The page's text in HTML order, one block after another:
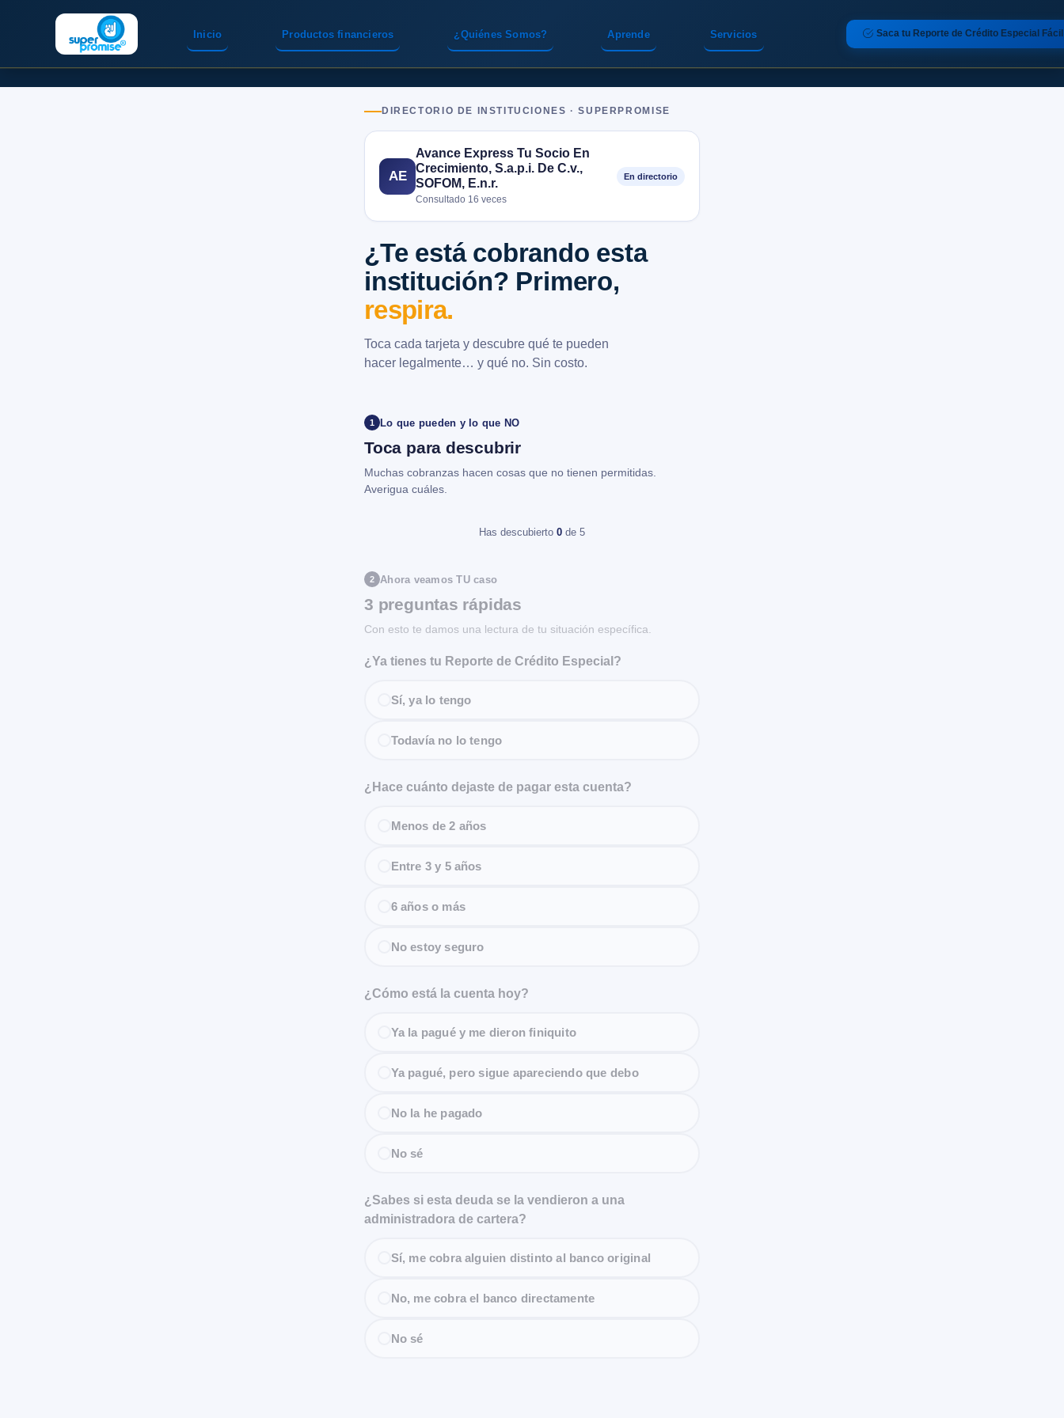
Inicio Servicios
Productos financieros ¿Quiénes Somos? Aprende Saca tu Reporte de Crédito Especial Fácil
DIRECTORIO DE INSTITUCIONES · SUPERPROMISE
AE
Avance Express Tu Socio En
Crecimiento, S.a.p.i. De C.v.,
SOFOM, E.n.r.
Consultado 16 veces
En directorio
¿Te está cobrando esta
institución? Primero,
respira.
Toca cada tarjeta y descubre qué te pueden
hacer legalmente… y qué no. Sin costo.
1 Lo que pueden y lo que NO
Toca para descubrir
Muchas cobranzas hacen cosas que no tienen permitidas.
Averigua cuáles.
Has descubierto 0 de 5
2 Ahora veamos TU caso
3 preguntas rápidas
Con esto te damos una lectura de tu situación específica.
¿Ya tienes tu Reporte de Crédito Especial?
Sí, ya lo tengo
Todavía no lo tengo
¿Hace cuánto dejaste de pagar esta cuenta?
Menos de 2 años
Entre 3 y 5 años
6 años o más
No estoy seguro
¿Cómo está la cuenta hoy?
Ya la pagué y me dieron finiquito
Ya pagué, pero sigue apareciendo que debo
No la he pagado
No sé
¿Sabes si esta deuda se la vendieron a una
administradora de cartera?
Sí, me cobra alguien distinto al banco original
No, me cobra el banco directamente
No sé